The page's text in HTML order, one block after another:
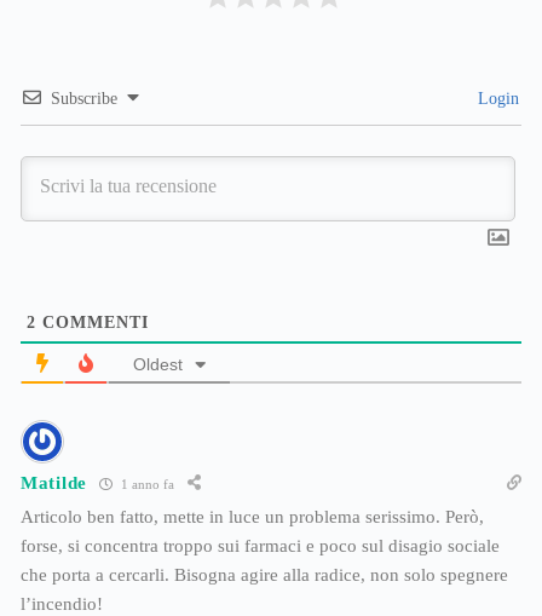
Subscribe Login
2 COMMENTI
Oldest
Matilde 1 anno fa
Articolo ben fatto, mette in luce un problema serissimo. Però,
forse, si concentra troppo sui farmaci e poco sul disagio sociale
che porta a cercarli. Bisogna agire alla radice, non solo spegnere
l’incendio!